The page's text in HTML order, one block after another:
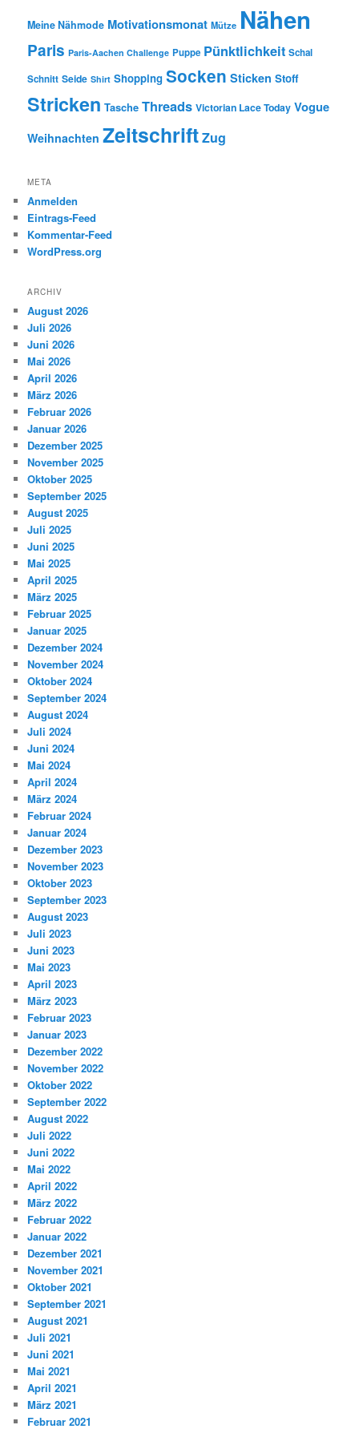
Meine Nähmode Motivationsmonat Mütze Nähen
Paris Paris-Aachen Challenge Puppe Pünktlichkeit Schal
Schnitt Seide Shirt Shopping Socken Sticken Stoff
Stricken Tasche Threads Victorian Lace Today Vogue
Weihnachten ZeitschriftZug
META
Anmelden
Eintrags-Feed
Kommentar-Feed
WordPress.org
ARCHIV
August 2026
Juli 2026
Juni 2026
Mai 2026
April 2026
März 2026
Februar 2026
Januar 2026
Dezember 2025
November 2025
Oktober 2025
September 2025
August 2025
Juli 2025
Juni 2025
Mai 2025
April 2025
März 2025
Februar 2025
Januar 2025
Dezember 2024
November 2024
Oktober 2024
September 2024
August 2024
Juli 2024
Juni 2024
Mai 2024
April 2024
März 2024
Februar 2024
Januar 2024
Dezember 2023
November 2023
Oktober 2023
September 2023
August 2023
Juli 2023
Juni 2023
Mai 2023
April 2023
März 2023
Februar 2023
Januar 2023
Dezember 2022
November 2022
Oktober 2022
September 2022
August 2022
Juli 2022
Juni 2022
Mai 2022
April 2022
März 2022
Februar 2022
Januar 2022
Dezember 2021
November 2021
Oktober 2021
September 2021
August 2021
Juli 2021
Juni 2021
Mai 2021
April 2021
März 2021
Februar 2021